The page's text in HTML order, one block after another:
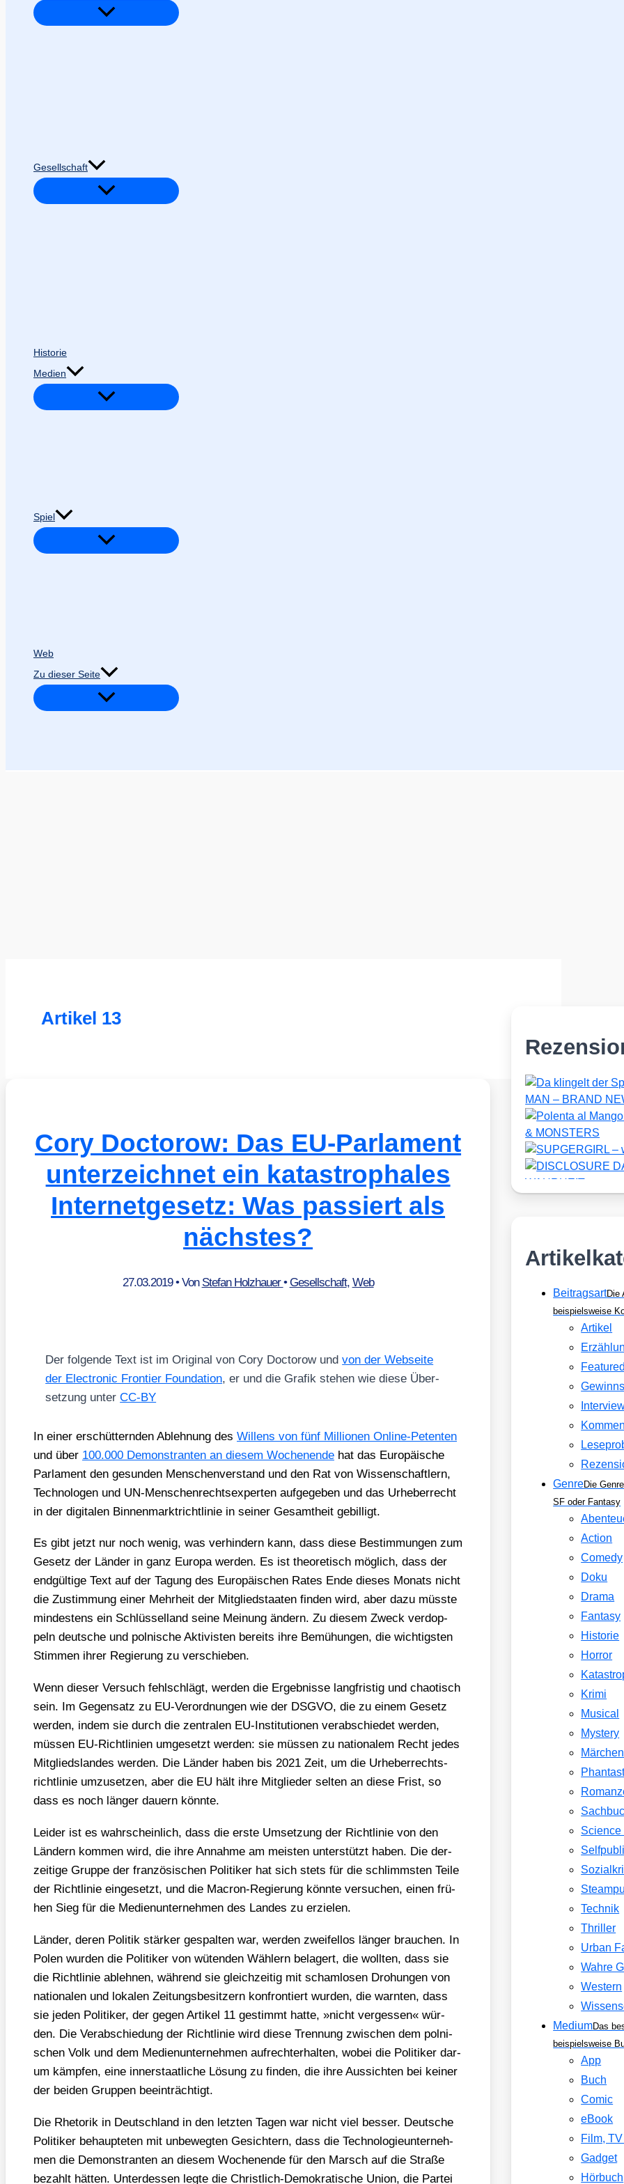
Gesellschaft
Historie
Medien
Spiel
Web
Zu dieser Seite
Artikel 13
Cory Doctorow: Das EU-Parlament
unterzeichnet ein katastrophales
Internetgesetz: Was passiert als
nächstes?
27.03.2019• Von Stefan Holzhauer•Gesellschaft, Web
Der fol­gen­de Text ist im Ori­gi­nal von Cory Doc­to­row undvon der Web­sei­te
der Elec­tro­nic Fron­tier Foun­da­ti­on, er und die Gra­fik ste­hen wie die­se Über­
set­zung unterCC-BY
In einer erschüt­tern­den Ableh­nung des Wil­lens von fünf Mil­lio­nen Online-Peten­ten
und über 100.000 Demons­tran­ten an die­sem Wochen­en­de hat das Euro­päi­sche
Par­la­ment den gesun­den Men­schen­ver­stand und den Rat von Wis­sen­schaft­lern,
Tech­no­lo­gen und UN-Men­schen­rechts­exper­ten auf­ge­ge­ben und das Urhe­ber­recht
in der digi­ta­len Bin­nen­markt­richt­li­nie in sei­ner Gesamt­heit gebil­ligt.
Es gibt jetzt nur noch wenig, was ver­hin­dern kann, dass die­se Bestim­mun­gen zum
Gesetz der Län­der in ganz Euro­pa wer­den. Es ist theo­re­tisch mög­lich, dass der
end­gül­ti­ge Text auf der Tagung des Euro­päi­schen Rates Ende die­ses Monats nicht
die Zustim­mung einer Mehr­heit der Mit­glied­staa­ten fin­den wird, aber dazu müss­te
min­des­tens ein Schlüs­sel­land sei­ne Mei­nung ändern. Zu die­sem Zweck ver­dop­
peln deut­sche und pol­ni­sche Akti­vis­ten bereits ihre Bemü­hun­gen, die wich­tigs­ten
Stim­men ihrer Regie­rung zu ver­schie­ben.
Wenn die­ser Ver­such fehl­schlägt, wer­den die Ergeb­nis­se lang­fris­tig und chao­tisch
sein. Im Gegen­satz zu EU-Ver­ord­nun­gen wie der DSGVO, die zu einem Gesetz
wer­den, indem sie durch die zen­tra­len EU-Insti­tu­tio­nen ver­ab­schie­det wer­den,
müs­sen EU-Richt­li­ni­en umge­setzt wer­den: sie müs­sen zu natio­na­lem Recht jedes
Mit­glieds­lan­des wer­den. Die Län­der haben bis 2021 Zeit, um die Urhe­ber­rechts­
richt­li­nie umzu­set­zen, aber die EU hält ihre Mit­glie­der sel­ten an die­se Frist, so
dass es noch län­ger dau­ern könn­te.
Lei­der ist es wahr­schein­lich, dass die ers­te Umset­zung der Richt­li­nie von den
Län­dern kom­men wird, die ihre Annah­me am meis­ten unter­stützt haben. Die der­
zei­ti­ge Grup­pe der fran­zö­si­schen Poli­ti­ker hat sich stets für die schlimms­ten Tei­le
der Richt­li­nie ein­ge­setzt, und die Macron-Regie­rung könn­te ver­su­chen, einen frü­
hen Sieg für die Medi­en­un­ter­neh­men des Lan­des zu erzie­len.
Län­der, deren Poli­tik stär­ker gespal­ten war, wer­den zwei­fel­los län­ger brau­chen. In
Polen wur­den die Poli­ti­ker von wüten­den Wäh­lern bela­gert, die woll­ten, dass sie
die Richt­li­nie ableh­nen, wäh­rend sie gleich­zei­tig mit scham­lo­sen Dro­hun­gen von
natio­na­len und loka­len Zei­tungs­be­sit­zern kon­fron­tiert wur­den, die warn­ten, dass
sie jeden Poli­ti­ker, der gegen Arti­kel 11 gestimmt hat­te, »nicht ver­ges­sen« wür­
den. Die Ver­ab­schie­dung der Richt­li­nie wird die­se Tren­nung zwi­schen dem pol­ni­
schen Volk und dem Medi­en­un­ter­neh­men auf­recht­erhal­ten, wobei die Poli­ti­ker dar­
um kämp­fen, eine inner­staat­li­che Lösung zu fin­den, die ihre Aus­sich­ten bei kei­ner
der bei­den Grup­pen beein­träch­tigt.
Die Rhe­to­rik in Deutsch­land in den letz­ten Tagen war nicht viel bes­ser. Deut­sche
Poli­ti­ker behaup­te­ten mit unbe­weg­ten Gesich­tern, dass die Tech­no­lo­gie­un­ter­neh­
men die Demons­tran­ten an die­sem Wochen­en­de für den Marsch auf die Stra­ße
bezahlt hät­ten. Unter­des­sen leg­te die Christ­lich-Demo­kra­ti­sche Uni­on, die Par­tei
BeitragsartDie
beispielsweise
Artikel
GenreDie
SF oder Fantasy
Action
Comedy
Doku
Drama
Fantasy
Historie
Horror
Krimi
Musical
Mystery
Märchen
Science
Technik
Thriller
Urban
Wahre
Western
MediumDas
beispielsweise
App
Buch
Comic
eBook
Film,
Gadget
Hörbuch